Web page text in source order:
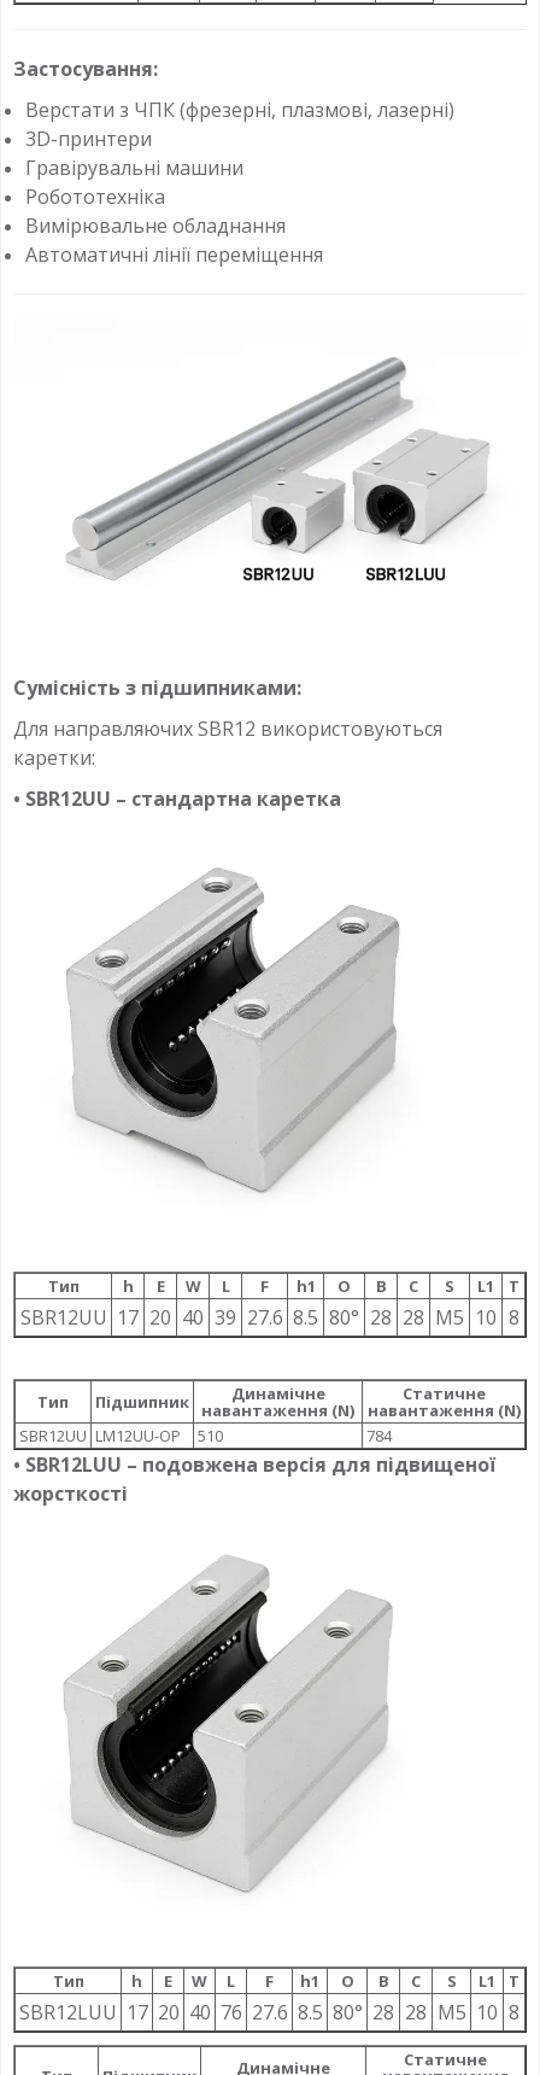
Застосування:
Верстати з ЧПК (фрезерні, плазмові, лазерні)
3D-принтери
Гравірувальні машини
Робототехніка
Вимірювальне обладнання
Автоматичні лінії переміщення
Сумісність з підшипниками:
Для направляючих SBR12 використовуються
каретки:
• SBR12UU – стандартна каретка
Тип h E W L F h1 О B C S L1 T
SBR12UU 17 20 40 39 27.6 8.5 80° 28 28 M5 10 8
Тип Підшипник Динамічне
навантаження (N)
Статичне
навантаження (N)
SBR12UU LM12UU-OP 510 784
• SBR12LUU – подовжена версія для підвищеної
жорсткості
Тип h E W L F h1 О B C S L1 T
SBR12LUU 17 20 40 76 27.6 8.5 80° 28 28 M5 10 8
Динамічне Статичне